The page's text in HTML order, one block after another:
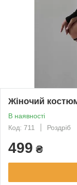
Жіночий
В наявності
Код: 711
Роздріб
499 ₴